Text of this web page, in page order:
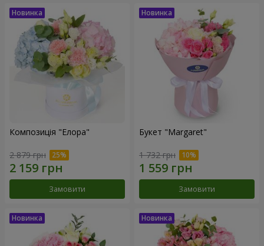
Композиція "Елора"
2 879 грн
Замовити
Букет "Margaret"
1 732 грн
Замовити